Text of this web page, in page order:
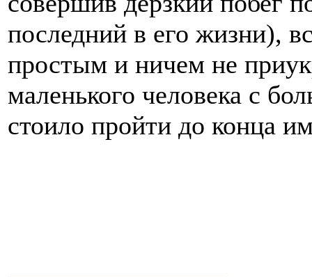
последний в его жизни),
простым и ничем не
маленького человека с
стоило пройти до конца